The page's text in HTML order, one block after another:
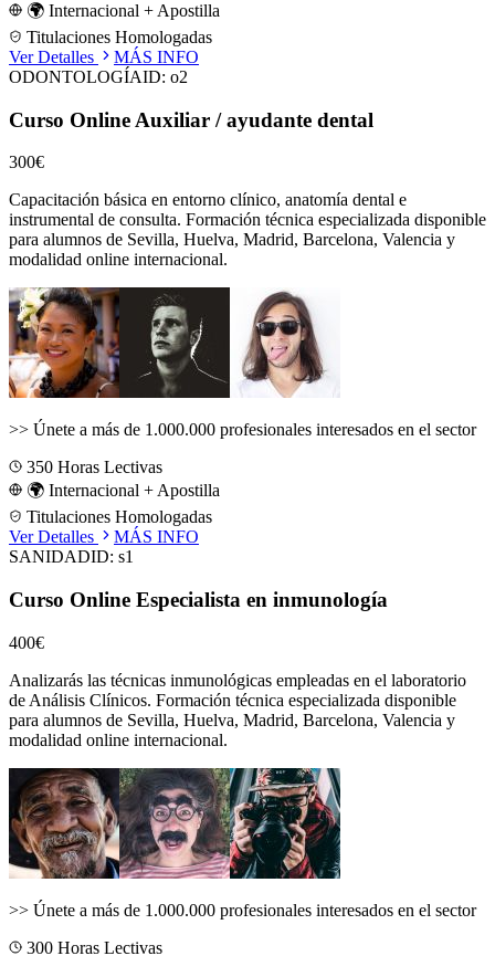
🌍 Internacional + Apostilla
Titulaciones Homologadas
Ver Detalles
MÁS INFO
ODONTOLOGÍAID: o2
Curso Online Auxiliar / ayudante dental
300€
Capacitación básica en entorno clínico, anatomía dental e
instrumental de consulta. Formación técnica especializada disponible
para alumnos de Sevilla, Huelva, Madrid, Barcelona, Valencia y
modalidad online internacional.
>> Únete a más de 1.000.000 profesionales interesados en el sector
350 Horas Lectivas
🌍 Internacional + Apostilla
Titulaciones Homologadas
Ver Detalles
MÁS INFO
SANIDADID: s1
Curso Online Especialista en inmunología
400€
Analizarás las técnicas inmunológicas empleadas en el laboratorio
de Análisis Clínicos. Formación técnica especializada disponible
para alumnos de Sevilla, Huelva, Madrid, Barcelona, Valencia y
modalidad online internacional.
>> Únete a más de 1.000.000 profesionales interesados en el sector
300 Horas Lectivas